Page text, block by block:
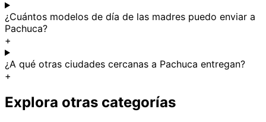
¿Cuántos modelos de día de las madres puedo enviar a
Pachuca?
+
¿A qué otras ciudades cercanas a Pachuca entregan?
+
Explora otras categorías